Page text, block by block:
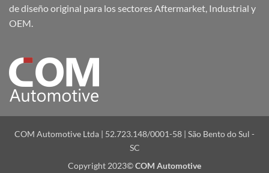
de diseño original para los sectores Aftermarket, Industrial y
OEM.
COM Automotive Ltda | 52.723.148/0001-58 | São Bento do Sul -
SC
Copyright 2023©COM Automotive